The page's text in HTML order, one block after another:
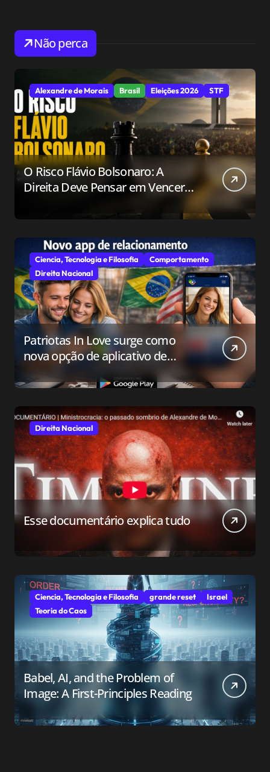
Não perca
Alexandre de Morais Brasil Eleições 2026 STF
O Risco Flávio Bolsonaro: A
Direita Deve Pensar em Vencer
Ciencia, Tecnologia e Filosofia
Comportamento
Direita Nacional
Patriotas In Love surge como
nova opção de aplicativo de
relacionamento para o público
conservador
Direita Nacional
Esse documentário explica tudo
Ciencia, Tecnologia e Filosofia grande reset
Israel
Teoria do Caos
Babel, AI, and the Problem of
Image: A First-Principles Reading